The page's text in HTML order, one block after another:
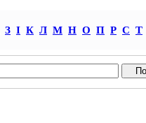
З І К Л М Н О П Р С Т